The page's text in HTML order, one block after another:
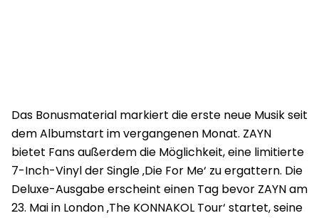
Das Bonusmaterial markiert die erste neue Musik seit
dem Albumstart im vergangenen Monat. ZAYN
bietet Fans außerdem die Möglichkeit, eine limitierte
7-Inch-Vinyl der Single ‚Die For Me‘ zu ergattern. Die
Deluxe-Ausgabe erscheint einen Tag bevor ZAYN am
23. Mai in London ‚The KONNAKOL Tour‘ startet, seine